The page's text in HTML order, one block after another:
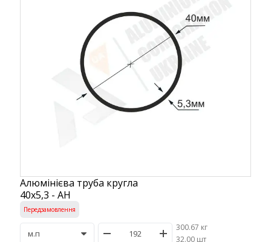
Алюмінієва труба кругла
40х5,3 - АН
Передзамовлення
300.67 кг
/32.00 шт